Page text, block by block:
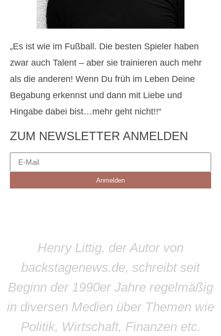
„Es ist wie im Fußball. Die besten Spieler haben
zwar auch Talent – aber sie trainieren auch mehr
als die anderen! Wenn Du früh im Leben Deine
Begabung erkennst und dann mit Liebe und
Hingabe dabei bist…mehr geht nicht!!“
ZUM NEWSLETTER ANMELDEN
Anmelden
Henry Littig, der Autor von
backstagenews.de, schreibt seit
Beginn der 1990er Jahre regelmäßig
in diversen Medien über Themen wie
Politik, Wirtschaft, Finanzen etc.